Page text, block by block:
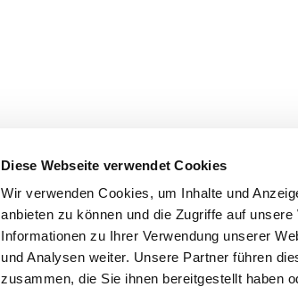
Diese Webseite verwendet Cookies
Wir verwenden Cookies, um Inhalte und
anbieten zu können und die Zugriffe auf
Informationen zu Ihrer Verwendung unserer
und Analysen weiter. Unsere Partner führen
zusammen, die Sie ihnen bereitgestellt haben